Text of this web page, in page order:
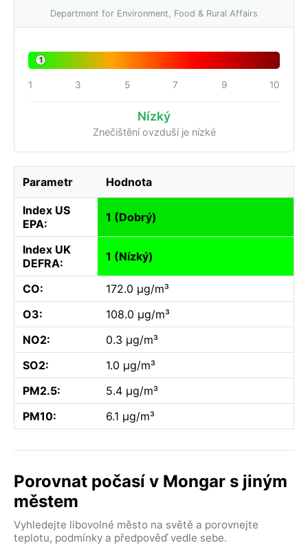
Department for Environment, Food & Rural Affairs
1
1 3 5 7 9 10
Nízký
Znečištění ovzduší je nízké
Parametr Hodnota
Index US
EPA:
1 (Dobrý)
Index UK
DEFRA:
1 (Nízký)
CO:
172.0 µg/m³
O3:
108.0 µg/m³
NO2:
0.3 µg/m³
SO2:
1.0 µg/m³
PM2.5:
5.4 µg/m³
PM10:
6.1 µg/m³
Porovnat počasí v Mongar s jiným
městem
Vyhledejte libovolné město na světě a porovnejte
teplotu, podmínky a předpověď vedle sebe.